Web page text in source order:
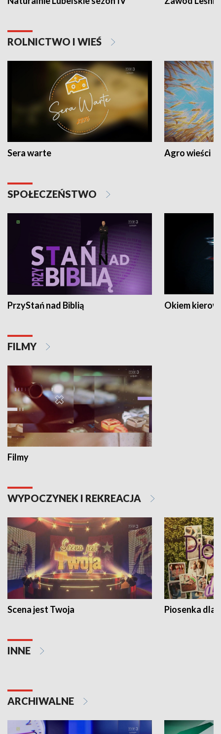
ROLNICTWO I WIEŚ
Sera warte Agro wieści
SPOŁECZEŃSTWO
PrzyStań nad Biblią Okiem
FILMY
Filmy
WYPOCZYNEK I REKREACJA
Scena jest Twoja Piosenka dla
INNE
ARCHIWALNE